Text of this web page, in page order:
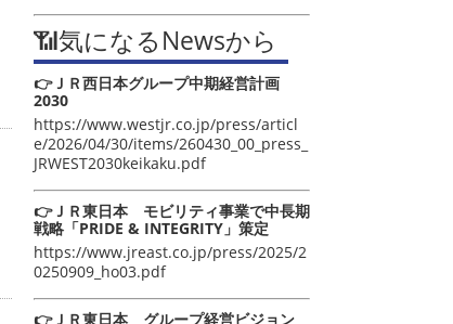
📶気になるNewsから
👉ＪＲ西日本グループ中期経営計画
2030
https://www.westjr.co.jp/press/articl
e/2026/04/30/items/260430_00_press_
JRWEST2030keikaku.pdf
👉ＪＲ東日本 モビリティ事業で中長期
戦略「PRIDE & INTEGRITY」策定
https://www.jreast.co.jp/press/2025/2
0250909_ho03.pdf
👉ＪＲ東日本 グループ経営ビジョン